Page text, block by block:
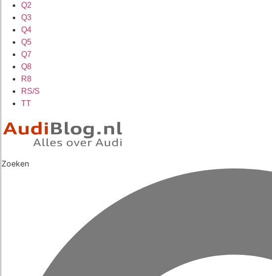
Q2
Q3
Q4
Q5
Q7
Q8
R8
RS/S
TT
Zoeken